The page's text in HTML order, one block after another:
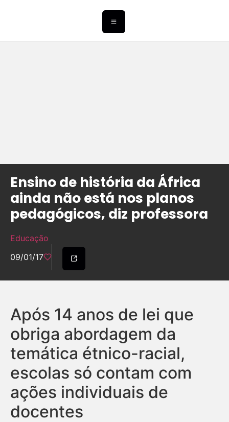
Ensino de história da África
ainda não está nos planos
pedagógicos, diz professora
Educação
09/01/17
Após 14 anos de lei que
obriga abordagem da
temática étnico-racial,
escolas só contam com
ações individuais de
docentes